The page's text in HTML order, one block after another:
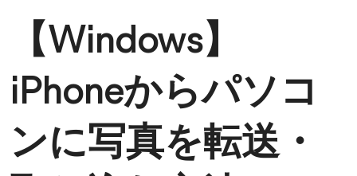
【Windows】
iPhoneからパソコ
ンに写真を転送・